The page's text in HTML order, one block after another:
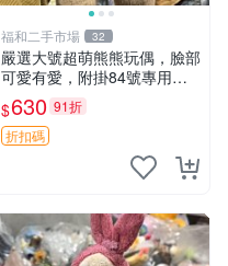
福和二手市場 32
嚴選大號超萌熊熊玩偶，臉部
可愛有愛，附掛84號專用
袋，適合收藏與送禮 寶寶熊
玩具 熊抱枕
$630 91折
折扣碼